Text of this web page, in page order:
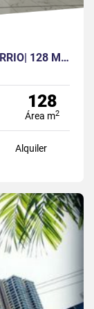
OFICINA | SORTIS | SE ALQUILA | OBARRIO| 128 M2 | SIN DIVISIONES
128
Área m2
Alquiler